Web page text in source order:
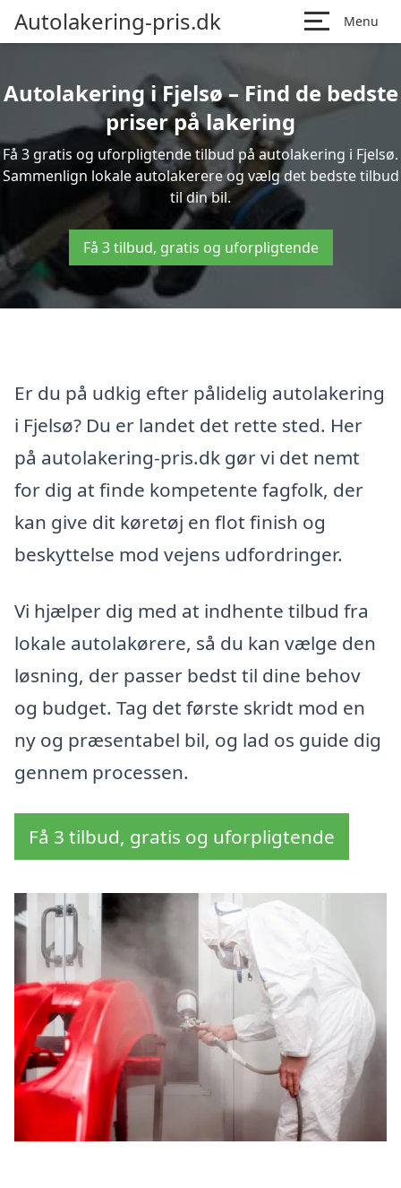
Autolakering-pris.dk Menu
Autolakering i Fjelsø – Find de bedste
priser på lakering
Få 3 gratis og uforpligtende tilbud på autolakering i Fjelsø.
Sammenlign lokale autolakerere og vælg det bedste tilbud
til din bil.
Få 3 tilbud, gratis og uforpligtende
Er du på udkig efter pålidelig autolakering
i Fjelsø? Du er landet det rette sted. Her
på autolakering-pris.dk gør vi det nemt
for dig at finde kompetente fagfolk, der
kan give dit køretøj en flot finish og
beskyttelse mod vejens udfordringer.
Vi hjælper dig med at indhente tilbud fra
lokale autolakørere, så du kan vælge den
løsning, der passer bedst til dine behov
og budget. Tag det første skridt mod en
ny og præsentabel bil, og lad os guide dig
gennem processen.
Få 3 tilbud, gratis og uforpligtende